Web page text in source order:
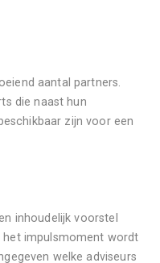
aantal partners.
die naast hun
zijn voor een
inhoudelijk voorstel
het impulsmoment wordt
welke adviseurs